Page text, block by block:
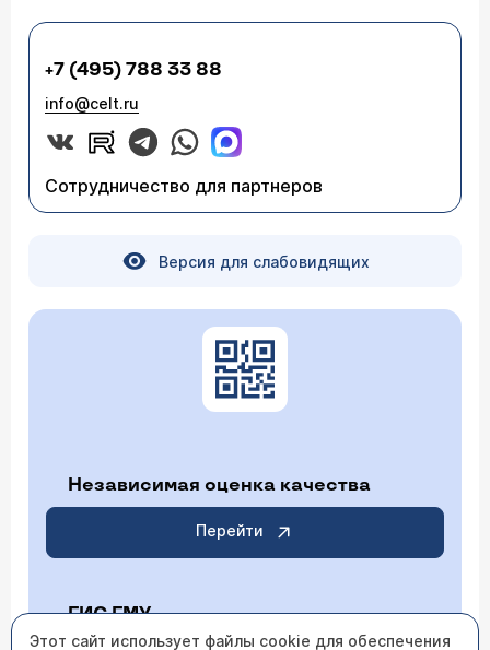
+7 (495) 788 33 88
info@celt.ru
Сотрудничество для партнеров
Версия для слабовидящих
Независимая оценка качества
Перейти
ГИС ГМУ
Этот сайт использует файлы cookie для обеспечения